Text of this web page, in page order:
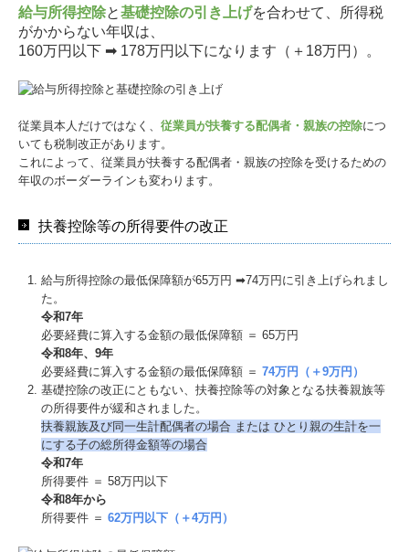
給与所得控除と基礎控除の引き上げを合わせて、所得税
がかからない年収は、
160万円以下 ➡ 178万円以下になります（＋18万円）。
従業員本人だけではなく、 従業員が扶養する配偶者・親族の控除につ
いても税制改正があります。
これによって、従業員が扶養する配偶者・親族の控除を受けるための
年収のボーダーラインも変わります。
扶養控除等の所得要件の改正
給与所得控除の最低保障額が65万円 ➡74万円に引き上げられまし
た。
令和7年
必要経費に算入する金額の最低保障額 ＝ 65万円
令和8年、9年
必要経費に算入する金額の最低保障額 ＝ 74万円（＋9万円）
基礎控除の改正にともない、扶養控除等の対象となる扶養親族等
の所得要件が緩和されました。
扶養親族及び同⼀⽣計配偶者の場合 または ひとり親の⽣計を⼀
にする⼦の総所得⾦額等の場合
令和7年
所得要件 ＝ 58万円以下
令和8年から
所得要件 ＝ 62万円以下（＋4万円）